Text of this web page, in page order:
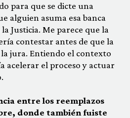
para que se dicte una
alguien asuma esa banca
Justicia. Me parece que la
contestar antes de que la
jura. Entiendo el contexto
acelerar el proceso y actuar
entre los reemplazos
donde también fuiste